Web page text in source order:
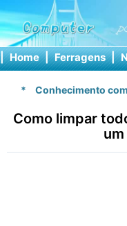
| Home | Ferragens |
* Conhecimento
Como limpar